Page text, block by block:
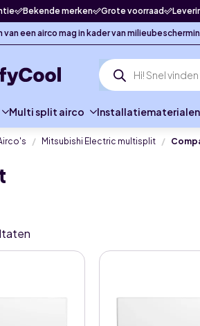
Bekende merken Grote voorraad
een airco mag in kader van
Producten
zoeken
Multi split airco Installatiematerialen
Mitsubishi Electric multisplit